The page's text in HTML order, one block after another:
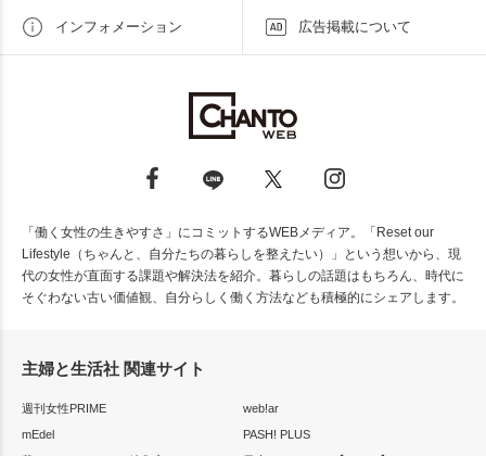
インフォメーション 広告掲載について
「働く女性の生きやすさ」にコミットするWEBメディア。「Reset our
Lifestyle（ちゃんと、自分たちの暮らしを整えたい）」という想いから、現
代の女性が直面する課題や解決法を紹介。暮らしの話題はもちろん、時代に
そぐわない古い価値観、自分らしく働く方法なども積極的にシェアします。
主婦と生活社 関連サイト
週刊女性PRIME
web!ar
mEdel
PASH! PLUS